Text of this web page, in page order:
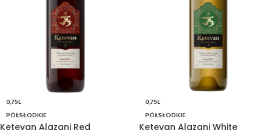
0,75L
PÓŁSŁODKIE
Ketevan Alazani Red
0,75L
PÓŁSŁODKIE
Ketevan Alazani White